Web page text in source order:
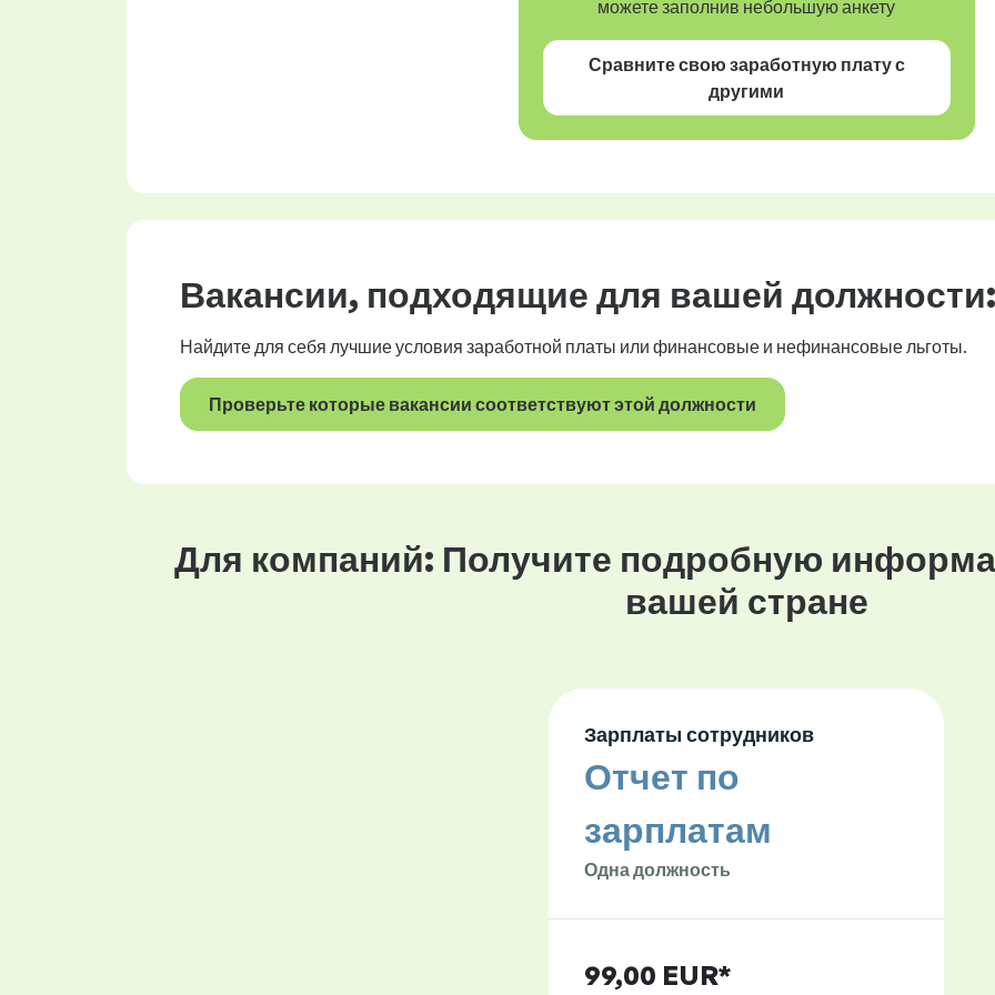
можете заполнив небольшую анкету
Сравните свою заработную плату с
другими
Вакансии, подходящие для вашей должности:
Найдите для себя лучшие условия заработной платы или финансовые и нефинансовые льготы.
Проверьте которые вакансии соответствуют этой должности
Для компаний: Получите подробную
вашей стране
Зарплаты сотрудников
Отчет по
зарплатам
Одна должность
99,00 EUR*